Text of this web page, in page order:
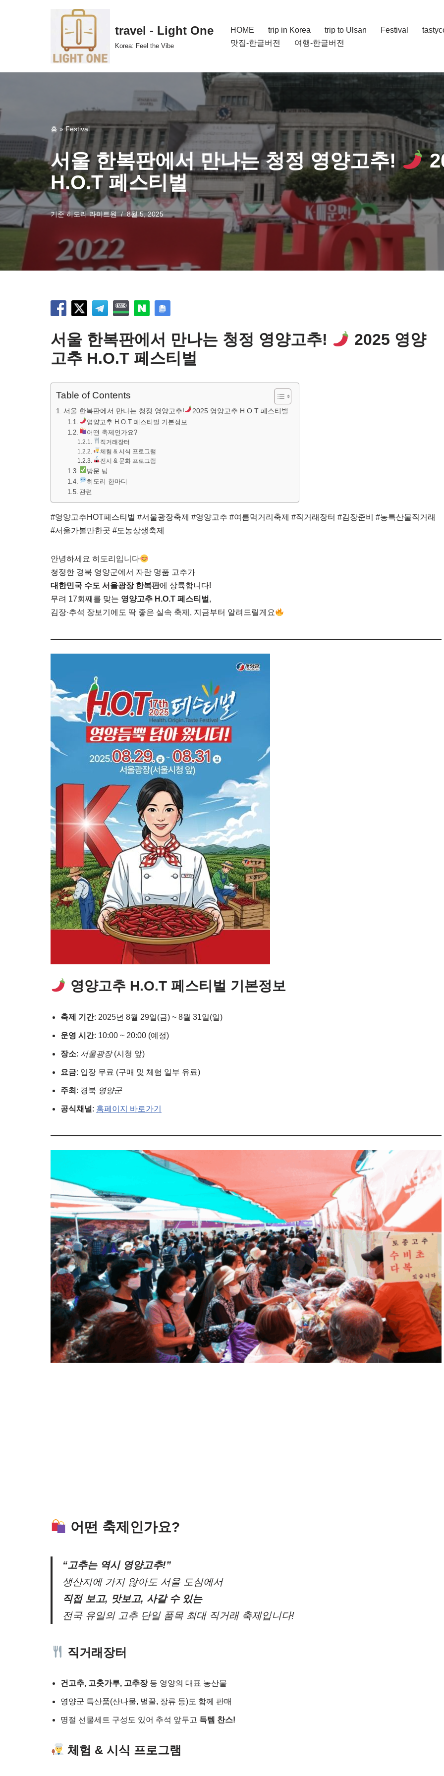
travel - Light One
Korea: Feel the Vibe
HOME trip in Korea trip to Ulsan Festival
맛집-한글버전
여행-한글버전
홈 »Festival
서울 한복판에서 만나는 청정 영양고추!
H.O.T 페스티벌
기준히도리 라이트원 8월 5, 2025
서울 한복판에서 만나는 청정 영양고추!
2025 영양
고추 H.O.T 페스티벌
Table of Contents
서울 한복판에서 만나는 청정 영양고추! 2025 영양고추 H.O.T 페스티벌
영양고추 H.O.T 페스티벌 기본정보
어떤 축제인가요?
직거래장터
체험 & 시식 프로그램
전시 & 문화 프로그램
방문 팁
히도리 한마디
관련
#영양고추HOT페스티벌 #서울광장축제 #영양고추 #여름먹거리축제 #직거래장터 #김장준비 #농특산물직거래
#서울가볼만한곳 #도농상생축제
안녕하세요 히도리입니다
청정한 경북 영양군에서 자란 명품 고추가
대한민국 수도 서울광장 한복판에 상륙합니다!
무려 17회째를 맞는 영양고추 H.O.T 페스티벌 ,
김장·추석 장보기에도 딱 좋은 실속 축제, 지금부터 알려드릴게요
영양고추 H.O.T 페스티벌 기본정보
축제 기간: 2025년 8월 29일(금) ~ 8월 31일(일)
운영 시간: 10:00 ~ 20:00 (예정)
장소: 서울광장(시청 앞)
요금: 입장 무료 (구매 및 체험 일부 유료)
주최 : 경북 영양군
공식채널 : 홈페이지 바로가기
어떤 축제인가요?
“고추는 역시 영양고추!”
생산지에 가지 않아도 서울 도심에서
직접 보고, 맛보고, 사갈 수 있는
전국 유일의 고추 단일 품목 최대 직거래 축제입니다!
직거래장터
건고추, 고춧가루, 고추장등 영양의 대표 농산물
영양군 특산품(산나물, 벌꿀, 장류 등)도 함께 판매
명절 선물세트 구성도 있어 추석 앞두고 득템 찬스!
체험 & 시식 프로그램